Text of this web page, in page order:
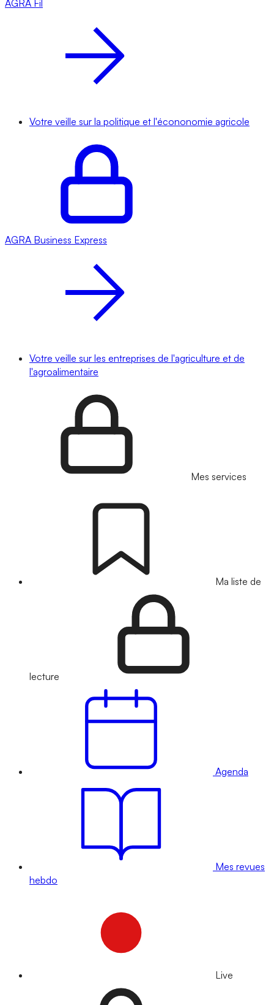
AGRA Fil
Votre veille sur la politique et l'écononomie agricole
AGRA Business Express
Votre veille sur les entreprises de l'agriculture et de
l'agroalimentaire
Mes services
Ma liste de
lecture
Agenda
Mes revues
hebdo
Live